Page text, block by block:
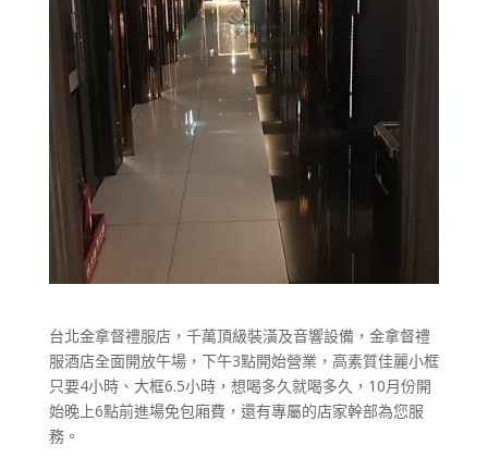
台北金拿督禮服店，千萬頂級裝潢及音響設備，金拿督禮
服酒店全面開放午場，下午3點開始營業，高素質佳麗小框
只要4小時、大框6.5小時，想喝多久就喝多久，​10月份開
始晚上6點前進場免包廂費，還有專屬的店家幹部為您服
務。